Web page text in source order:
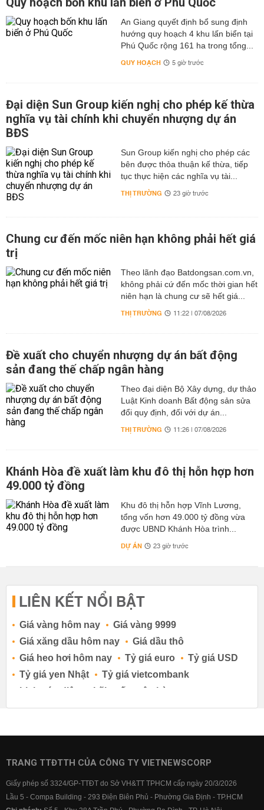
An Giang quyết định bổ sung định
hướng quy hoạch 4 khu lấn biển tại
Phú Quốc rộng 161 ha trong tổng...
QUY HOẠCH 5 giờ trước
Đại diện Sun Group kiến nghị cho phép kế thừa
nghĩa vụ tài chính khi chuyển nhượng dự án
BĐS
Sun Group kiến nghị cho phép các
bên được thỏa thuận kế thừa, tiếp
tục thực hiện các nghĩa vụ tài...
THỊ TRƯỜNG 23 giờ trước
Chung cư đến mốc niên hạn không phải hết giá
trị
Theo lãnh đạo Batdongsan.com.vn,
không phải cứ đến mốc thời gian hết
niên hạn là chung cư sẽ hết giá...
THỊ TRƯỜNG 11:22 | 07/08/2026
Đề xuất cho chuyển nhượng dự án bất động
sản đang thế chấp ngân hàng
Theo đại diện Bộ Xây dựng, dự thảo
Luật Kinh doanh Bất động sản sửa
đổi quy định, đối với dự án...
THỊ TRƯỜNG 11:26 | 07/08/2026
Khánh Hòa đề xuất làm khu đô thị hỗn hợp hơn
49.000 tỷ đồng
Khu đô thị hỗn hợp Vĩnh Lương,
tổng vốn hơn 49.000 tỷ đồng vừa
được UBND Khánh Hòa trình...
DỰ ÁN 23 giờ trước
LIÊN KẾT NỔI BẬT
Giá vàng hôm nay
Giá vàng 9999
Giá xăng dầu hôm nay
Giá dầu thô
Giá heo hơi hôm nay
Tỷ giá euro
Tỷ giá USD
Tỷ giá yen Nhật
Tỷ giá vietcombank
Lịch cúp điện
Lãi suất ngân hàng
Lãi suất tiết kiệm
Lãi suất tiền gửi
Lãi suất ngân hàng BIDV
Lãi suất ngân hàng Vietcombank
TRANG TTĐTTH CỦA CÔNG TY VIETNEWSCORP
Giấy phép số 3324/GP-TTĐT do Sở VH&TT TPHCM cấp ngày 20/3/2026
Lầu 5 - Compa Building - 293 Điện Biên Phủ - Phường Gia Định - TP.HCM